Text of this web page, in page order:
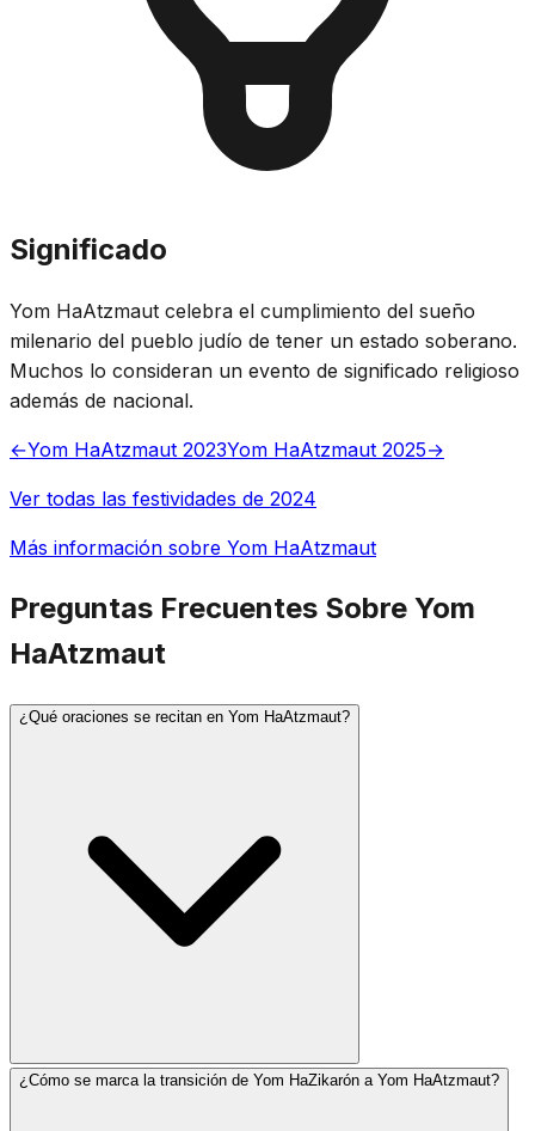
Significado
Yom HaAtzmaut celebra el cumplimiento del sueño
milenario del pueblo judío de tener un estado soberano.
Muchos lo consideran un evento de significado religioso
además de nacional.
←Yom HaAtzmaut 2023Yom HaAtzmaut 2025→
Ver todas las festividades de 2024
Más información sobre Yom HaAtzmaut
Preguntas Frecuentes Sobre Yom
HaAtzmaut
¿Qué oraciones se recitan en Yom HaAtzmaut?
¿Cómo se marca la transición de Yom HaZikarón a Yom HaAtzmaut?